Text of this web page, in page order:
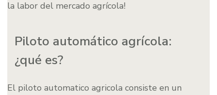
la labor del mercado agrícola!
Piloto automático agrícola:
¿qué es?
El piloto automatico agricola consiste en un